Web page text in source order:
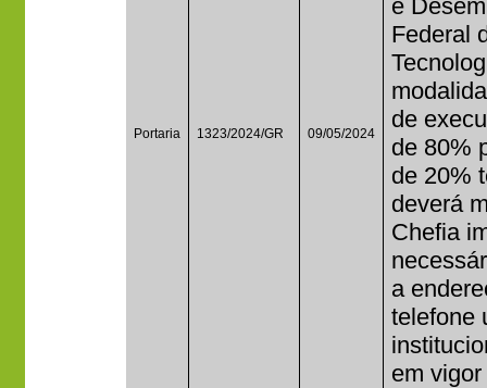
Portaria 1323/2024/GR 09/05/2024
e
Federal
de
de 80%
de 20%
deverá
Chefia
a
telefone
em